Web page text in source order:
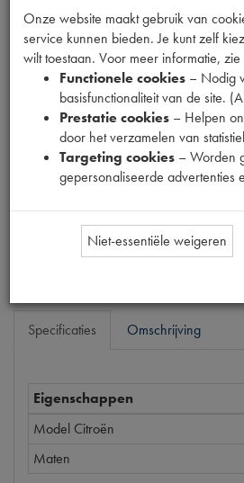
STICKER
Productnummer
1890077
Prijs
16,46
Specificaties Omschrijving
Eigenschappen
Model Citroën
Maten
Onze website maakt gebruik van
service kunnen bieden. Je kunt zelf
wilt toestaan. Voor meer informatie,
Functionele cookies – Nodig
basisfunctionaliteit van de site.
Prestatie cookies – Helpen
door het verzamelen van
Targeting cookies – Worden
gepersonaliseerde advertenties
Niet-essentiële weigeren